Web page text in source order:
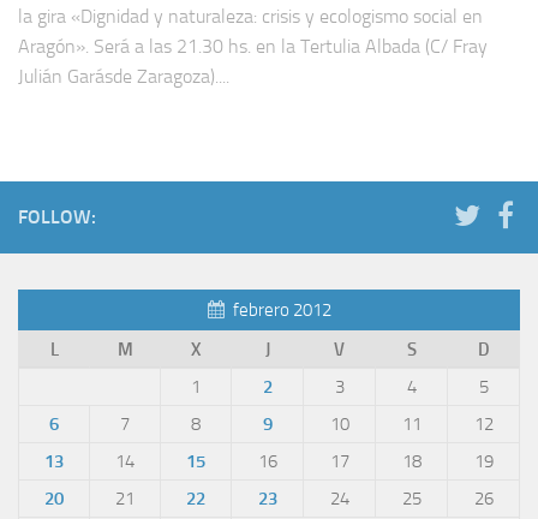
la gira «Dignidad y naturaleza: crisis y ecologismo social en
Aragón». Será a las 21.30 hs. en la Tertulia Albada (C/ Fray
Julián Garásde Zaragoza)....
FOLLOW:
febrero 2012
L
M X J V S D
1 2 3 4
5
6
7 8 9 10 11
12
13
14 15 16 17 18
19
20
21 22 23 24 25
26